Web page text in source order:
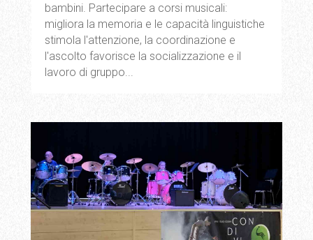
bambini. Partecipare a corsi musicali:
migliora la memoria e le capacità linguistiche
stimola l'attenzione, la coordinazione e
l'ascolto favorisce la socializzazione e il
lavoro di gruppo...